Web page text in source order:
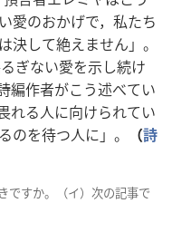
愛のおかげで， 私たち
決して絶えません」。
るぎない愛を示し続け
編作者がこう述べてい
れる人に向けられてい
のを待つ人に」。 （詩
ですか。（イ） 次の記事で